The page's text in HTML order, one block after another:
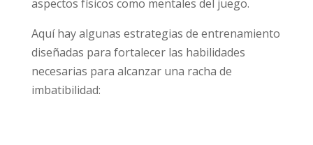
aspectos físicos como mentales del juego.
Aquí hay algunas estrategias de entrenamiento
diseñadas para fortalecer las habilidades
necesarias para alcanzar una racha de
imbatibilidad: